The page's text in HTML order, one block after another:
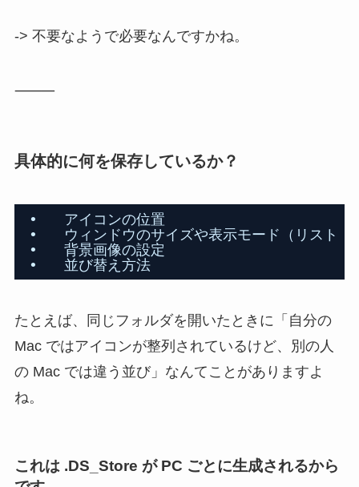
-> 不要なようで必要なんですかね。
⸻
具体的に何を保存しているか？
•   アイコンの位置
•   ウィンドウのサイズや表示モード（リス
•   背景画像の設定
•   並び替え方法
たとえば、同じフォルダを開いたときに「自分の
Mac ではアイコンが整列されているけど、別の人
の Mac では違う並び」なんてことがありますよ
ね。
これは .DS_Store が PC ごとに生成されるから